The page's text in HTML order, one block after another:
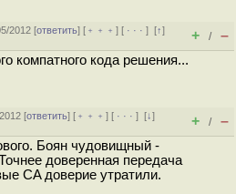
2012 [ответить] [ ﹢﹢﹢] [ · · ·][↑]
+ / –
компатного кода решения...
[ответить] [ ﹢﹢﹢] [ · · ·][↓]
+ / –
Боян чудовищный -
доверенная передача
CA доверие утратили.